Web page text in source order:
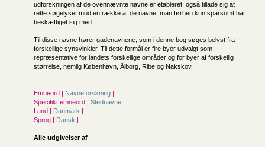
udforskningen af de ovennævnte navne er etableret, også tillade sig at
rette søgelyset mod en række af de navne, man førhen kun sparsomt har
beskæftiget sig med.
Til disse navne hører gadenavnene, som i denne bog søges belyst fra
forskellige synsvinkler. Til dette formål er fire byer udvalgt som
repræsentative for landets forskellige områder og for byer af forskellig
størrelse, nemlig København, Ålborg, Ribe og Nakskov.
Emneord | Navneforskning |
Specifikt emneord | Stednavne |
Land | Danmark |
Sprog | Dansk |
Alle udgivelser af